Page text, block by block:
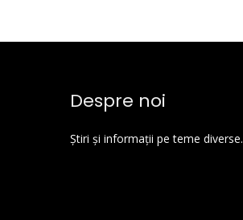
Despre noi
Știri și informații pe teme diverse.